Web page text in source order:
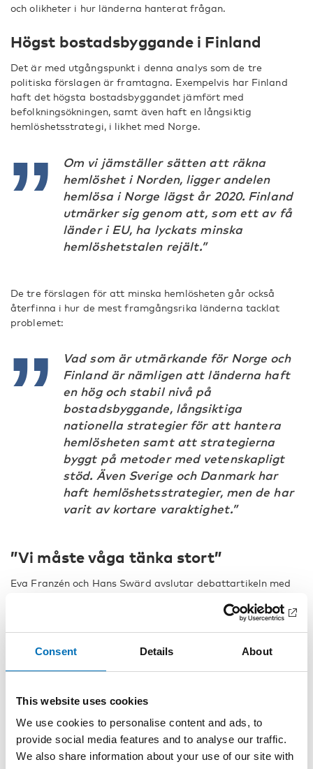
Consent Details About
This website uses cookies
We use cookies to personalise content and ads, to
provide social media features and to analyse our traffic.
We also share information about your use of our site with
och olikheter i hur länderna hanterat frågan.
Högst bostadsbyggande i Finland
Det är med utgångspunkt i denna analys som de tre
politiska förslagen är framtagna. Exempelvis har Finland
haft det högsta bostadsbyggandet jämfört med
befolkningsökningen, samt även haft en långsiktig
hemlöshetsstrategi, i likhet med Norge.
Om vi jämställer sätten att räkna
hemlöshet i Norden, ligger andelen
hemlösa i Norge lägst år 2020. Finland
utmärker sig genom att, som ett av få
länder i EU, ha lyckats minska
hemlöshetstalen rejält.”
De tre förslagen för att minska hemlösheten går också
återfinna i hur de mest framgångsrika länderna tacklat
problemet:
Vad som är utmärkande för Norge och
Finland är nämligen att länderna haft
en hög och stabil nivå på
bostadsbyggande, långsiktiga
nationella strategier för att hantera
hemlösheten samt att strategierna
byggt på metoder med vetenskapligt
stöd. Även Sverige och Danmark har
haft hemlöshetsstrategier, men de har
varit av kortare varaktighet.”
”Vi måste våga tänka stort”
Eva Franzén och Hans Swärd avslutar debattartikeln med
Vi måste bygga bostäder för alla. Vi
skapa segregation och utanförskap.
Vi måste utveckla ett mer rättvist och
hållbart samhälle som inkluderar de
mest utsatta. Det krävs en långsiktig